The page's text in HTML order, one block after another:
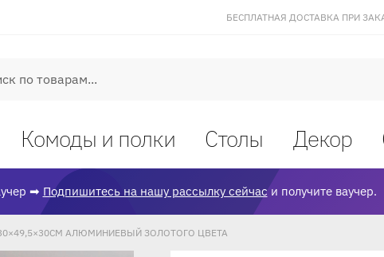
БЕСПЛАТНАЯ ДОСТАВКА ПРИ
Комоды и полки Столы Декор
➡ Подпишитесь на нашу рассылку сейчаси получите ваучер.
АЛЮМИНИЕВЫЙ ЗОЛОТОГО ЦВЕТА